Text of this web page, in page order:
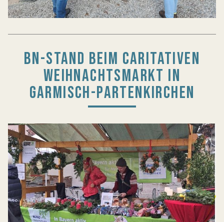
BN-STAND BEIM CARITATIVEN
WEIHNACHTSMARKT IN
GARMISCH-PARTENKIRCHEN